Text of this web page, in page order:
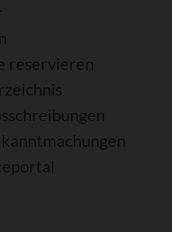
reservieren